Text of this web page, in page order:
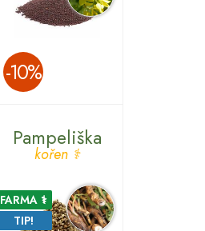
­-10%
Pampeliška
kořen ⚕
FARMA ⚕
TIP!